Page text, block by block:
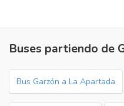
Buses partiendo de
Bus Garzón a La Apartada